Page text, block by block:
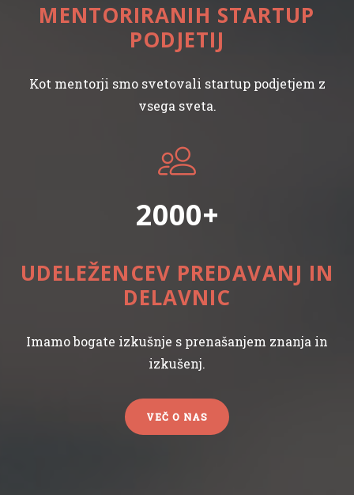
MENTORIRANIH STARTUP
PODJETIJ
Kot mentorji smo svetovali startup podjetjem z
vsega sveta.
2000
UDELEŽENCEV PREDAVANJ IN
DELAVNIC
Imamo bogate izkušnje s prenašanjem znanja in
izkušenj.
VEČ O NAS